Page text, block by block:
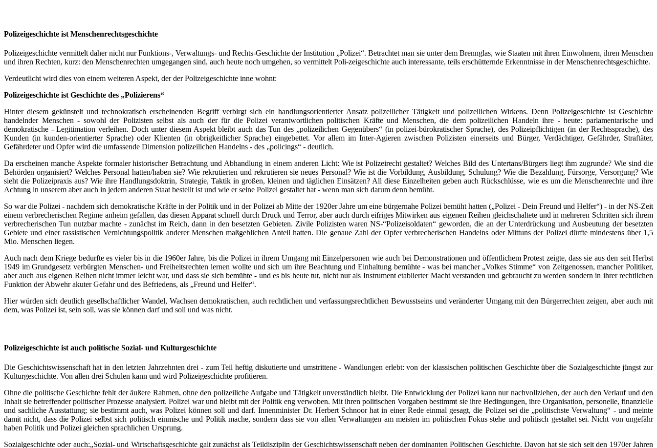
Polizeigeschichte ist Menschenrechtsgeschichte
Polizeigeschichte vermittelt daher nicht nur Funktions-, Verwaltungs- und Rechts-Geschichte der Institution „Polizei“. Betrachtet man sie unter dem Brennglas, wie Staaten mit ihren Einwohnern, ihren Menschen
und ihren Rechten, kurz: den Menschenrechten umgegangen sind, auch heute noch umgehen, so vermittelt Poli-zeigeschichte auch interessante, teils erschütternde Erkenntnisse in der Menschenrechtsgeschichte.
Verdeutlicht wird dies von einem weiteren Aspekt, der der Polizeigeschichte inne wohnt:
Polizeigeschichte ist Geschichte des „Polizierens“
Hinter diesem gekünstelt und technokratisch erscheinenden Begriff verbirgt sich ein handlungsorientierter Ansatz polizeilicher Tätigkeit und polizeilichen Wirkens. Denn Polizeigeschichte ist Geschichte
handelnder Menschen - sowohl der Polizisten selbst als auch der für die Polizei verantwortlichen politischen Kräfte und Menschen, die dem polizeilichen Handeln ihre - heute: parlamentarische und
demokratische - Legitimation verleihen. Doch unter diesem Aspekt bleibt auch das Tun des „polizeilichen Gegenübers“ (in polizei-bürokratischer Sprache), des Polizeipflichtigen (in der Rechtssprache), des
Kunden (in kunden-orientierter Sprache) oder Klienten (in obrigkeitlicher Sprache) eingebettet. Vor allem im Inter-Agieren zwischen Polizisten einerseits und Bürger, Verdächtiger, Gefährder, Straftäter,
Gefährdeter und Opfer wird die umfassende Dimension polizeilichen Handelns - des „policings“ - deutlich.
Da erscheinen manche Aspekte formaler historischer Betrachtung und Abhandlung in einem anderen Licht: Wie ist Polizeirecht gestaltet? Welches Bild des Untertans/Bürgers liegt ihm zugrunde? Wie sind die
Behörden organisiert? Welches Personal hatten/haben sie? Wie rekrutierten und rekrutieren sie neues Personal? Wie ist die Vorbildung, Ausbildung, Schulung? Wie die Bezahlung, Fürsorge, Versorgung? Wie
sieht die Polizeipraxis aus? Wie ihre Handlungsdoktrin, Strategie, Taktik in großen, kleinen und täglichen Einsätzen? All diese Einzelheiten geben auch Rückschlüsse, wie es um die Menschenrechte und ihre
Achtung in unserem aber auch in jedem anderen Staat bestellt ist und wie er seine Polizei gestaltet hat - wenn man sich darum denn bemüht.
So war die Polizei - nachdem sich demokratische Kräfte in der Politik und in der Polizei ab Mitte der 1920er Jahre um eine bürgernahe Polizei bemüht hatten („Polizei - Dein Freund und Helfer“) - in der NS-Zeit
einem verbrecherischen Regime anheim gefallen, das diesen Apparat schnell durch Druck und Terror, aber auch durch eifriges Mitwirken aus eigenen Reihen gleichschaltete und in mehreren Schritten sich ihrem
verbrecherischen Tun nutzbar machte - zunächst im Reich, dann in den besetzten Gebieten. Zivile Polizisten waren NS-“Polizeisoldaten“ geworden, die an der Unterdrückung und Ausbeutung der besetzten
Gebiete und einer rassistischen Vernichtungspolitik anderer Menschen maßgeblichen Anteil hatten. Die genaue Zahl der Opfer verbrecherischen Handelns oder Mittuns der Polizei dürfte mindestens über 1,5
Mio. Menschen liegen.
Auch nach dem Kriege bedurfte es vieler bis in die 1960er Jahre, bis die Polizei in ihrem Umgang mit Einzelpersonen wie auch bei Demonstrationen und öffentlichem Protest zeigte, dass sie aus den seit Herbst
1949 im Grundgesetz verbürgten Menschen- und Freiheitsrechten lernen wollte und sich um ihre Beachtung und Einhaltung bemühte - was bei mancher „Volkes Stimme“ von Zeitgenossen, mancher Politiker,
aber auch aus eigenen Reihen nicht immer leicht war, und dass sie sich bemühte - und es bis heute tut, nicht nur als Instrument etablierter Macht verstanden und gebraucht zu werden sondern in ihrer rechtlichen
Funktion der Abwehr akuter Gefahr und des Befriedens, als „Freund und Helfer“.
Hier würden sich deutlich gesellschaftlicher Wandel, Wachsen demokratischen, auch rechtlichen und verfassungsrechtlichen Bewusstseins und veränderter Umgang mit den Bürgerrechten zeigen, aber auch mit
dem, was Polizei ist, sein soll, was sie können darf und soll und was nicht.
Polizeigeschichte ist auch politische Sozial- und Kulturgeschichte
Die Geschichtswissenschaft hat in den letzten Jahrzehnten drei - zum Teil heftig diskutierte und umstrittene - Wandlungen erlebt: von der klassischen politischen Geschichte über die Sozialgeschichte jüngst zur
Kulturgeschichte. Von allen drei Schulen kann und wird Polizeigeschichte profitieren.
Ohne die politische Geschichte fehlt der äußere Rahmen, ohne den polizeiliche Aufgabe und Tätigkeit unverständlich bleibt. Die Entwicklung der Polizei kann nur nachvollziehen, der auch den Verlauf und den
Inhalt sie betreffender politischer Prozesse analysiert. Polizei war und bleibt mit der Politik eng verwoben. Mit ihren politischen Vorgaben bestimmt sie ihre Bedingungen, ihre Organisation, personelle, finanzielle
und sachliche Ausstattung; sie bestimmt auch, was Polizei können soll und darf. Innenminister Dr. Herbert Schnoor hat in einer Rede einmal gesagt, die Polizei sei die „politischste Verwaltung“ - und meinte
damit nicht, dass die Polizei selbst sich politisch einmische und Politik mache, sondern dass sie von allen Verwaltungen am meisten im politischen Fokus stehe und politisch gestaltet sei. Nicht von ungefähr
haben Politik und Polizei gleichen sprachlichen Ursprung.
Sozialgeschichte oder auch:„Sozial- und Wirtschaftsgeschichte galt zunächst als Teildisziplin der Geschichtswissenschaft neben der dominanten Politischen Geschichte. Davon hat sie sich seit den 1970er Jahren